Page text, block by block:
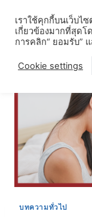
content
บทความทั่วไป
เราใช้คุกกี้บนเว็บไ
เกี่ยวข้องมากที่สุด
การคลิก“ ยอมรับ”
Cookie settings